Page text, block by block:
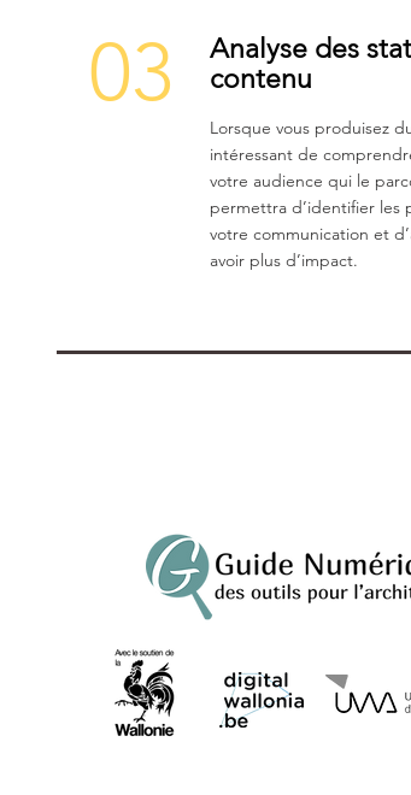
03
Analyse des
contenu
Lorsque vous produisez
intéressant de
votre audience qui le
permettra d’identifier les
votre communication et
avoir plus d’impact.